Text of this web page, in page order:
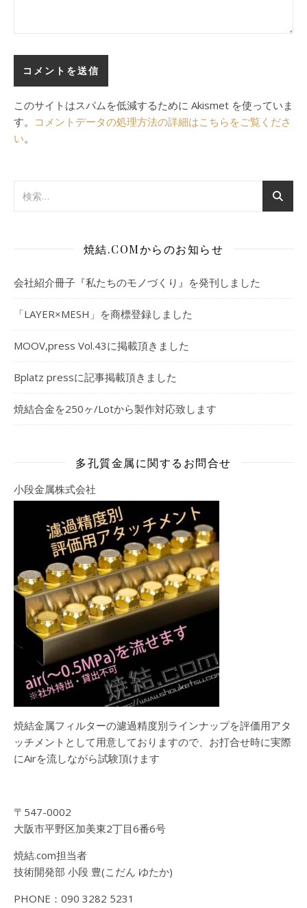
このサイトはスパムを低減するために Akismet を使っていま
す。 コメントデータの処理方法の詳細はこちらをご覧くださ
い。
焼結.COMからのお知らせ
会社紹介冊子『私たちのモノづくり』を発刊しました
「LAYER×MESH」を商標登録しました
MOOV,press Vol.43に掲載頂きました
Bplatz pressに記事掲載頂きました
焼結合金を250ヶ/Lotから製作対応致します
多孔質金属に関するお問合せ
小段金属株式会社
焼結金属フィルターの濾過精度別ラインナップを評価用アタ
ッチメントとして用意しておりますので、お打合せ時に実際
にAirを流しながら試験頂けます
〒547-0002
大阪市平野区加美東2丁目6番6号
焼結.com担当者
技術開発部 小段 豊(こだん ゆたか)
PHONE：090 3282 5231